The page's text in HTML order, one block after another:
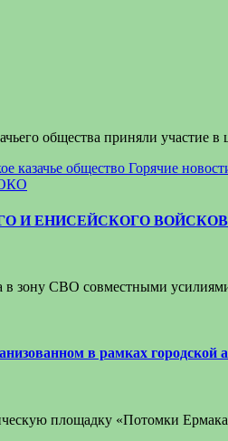
общества приняли
казачье общество Горячие
И ЕНИСЕЙСКОГО
зону СВО совместными
в рамках
площадку «Потомки